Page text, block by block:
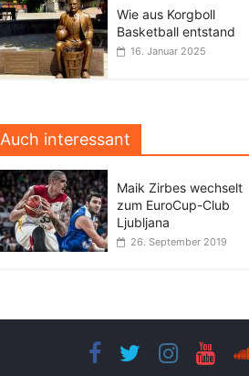
Wie aus Korgboll
Basketball entstand
16. Januar 2025
Auch interessant
Maik Zirbes wechselt
zum EuroCup-Club
Ljubljana
26. September 2019